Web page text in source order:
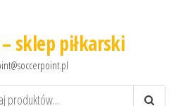
sklep piłkarski